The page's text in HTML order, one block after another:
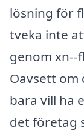
lösning för
tveka inte
genom xn--
Oavsett om
bara vill ha
det företag